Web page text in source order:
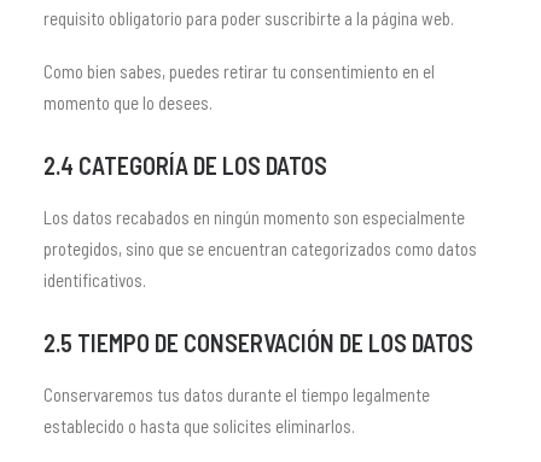
requisito obligatorio para poder suscribirte a la página web.
Como bien sabes, puedes retirar tu consentimiento en el
momento que lo desees.
2.4 CATEGORÍA DE LOS DATOS
Los datos recabados en ningún momento son especialmente
protegidos, sino que se encuentran categorizados como datos
identificativos.
2.5 TIEMPO DE CONSERVACIÓN DE LOS DATOS
Conservaremos tus datos durante el tiempo legalmente
establecido o hasta que solicites eliminarlos.